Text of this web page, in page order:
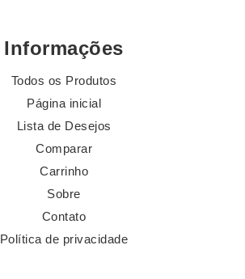
Informações
Todos os Produtos
Página inicial
Lista de Desejos
Comparar
Carrinho
Sobre
Contato
Política de privacidade